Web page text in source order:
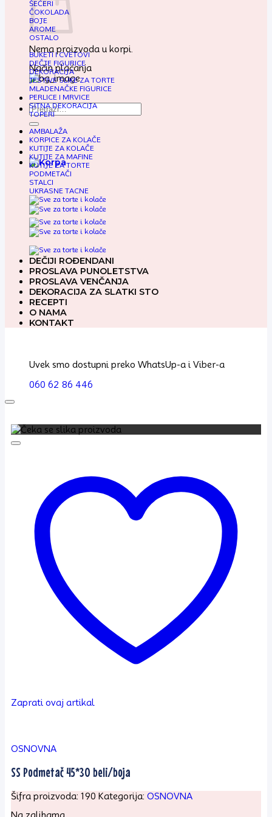
Nema proizvoda u korpi.
Način plaćanja
Pretraga
za:
ŠEĆERI
ČOKOLADA
BOJE
AROME
OSTALO
BUKETI I CVETOVI
DEČJE FIGURICE
DEKORACIJA
JESTIVE SLIKE ZA TORTE
MLADENAČKE FIGURICE
PERLICE I MRVICE
SITNA DEKORACIJA
TOPERI
AMBALAŽA
KORPICE ZA KOLAČE
KUTIJE ZA KOLAČE
KUTIJE ZA MAFINE
KUTIJE ZA TORTE
PODMETAČI
STALCI
UKRASNE TACNE
DEČIJI ROĐENDANI
PROSLAVA PUNOLETSTVA
PROSLAVA VENČANJA
DEKORACIJA ZA SLATKI STO
RECEPTI
O NAMA
KONTAKT
Uvek smo dostupni preko WhatsUp-a i Viber-a
060 62 86 446
Zaprati ovaj artikal
OSNOVNA
SS Podmetač 45*30 beli/boja
Šifra proizvoda: 190 Kategorija: OSNOVNA
Na zalihama